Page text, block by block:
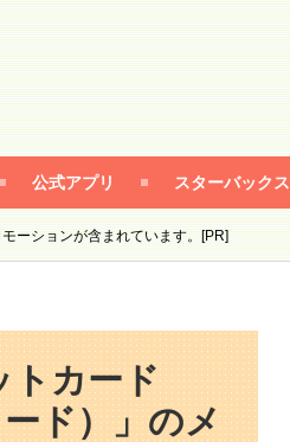
公式アプリ スターバックス
ーションが含まれています。[PR]
カード
ド）」のメ